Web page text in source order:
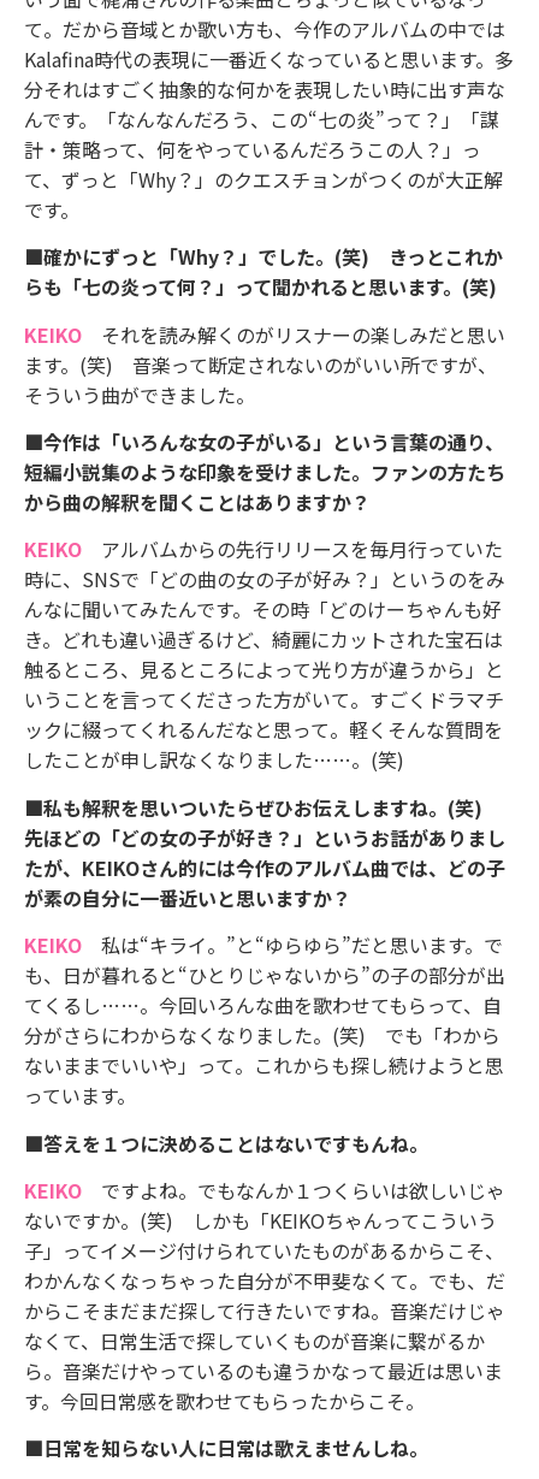
て。だから音域とか歌い方も、今作のアルバムの中では
Kalafina時代の表現に一番近くなっていると思います。多
分それはすごく抽象的な何かを表現したい時に出す声な
んです。「なんなんだろう、この“七の炎”って？」「謀
計・策略って、何をやっているんだろうこの人？」っ
て、ずっと「Why？」のクエスチョンがつくのが大正解
です。
■確かにずっと「Why？」でした。(笑) きっとこれか
らも「七の炎って何？」って聞かれると思います。(笑)
KEIKO それを読み解くのがリスナーの楽しみだと思い
ます。(笑) 音楽って断定されないのがいい所ですが、
そういう曲ができました。
■今作は「いろんな女の子がいる」という言葉の通り、
短編小説集のような印象を受けました。ファンの方たち
から曲の解釈を聞くことはありますか？
KEIKO アルバムからの先行リリースを毎月行っていた
時に、SNSで「どの曲の女の子が好み？」というのをみ
んなに聞いてみたんです。その時「どのけーちゃんも好
き。どれも違い過ぎるけど、綺麗にカットされた宝石は
触るところ、見るところによって光り方が違うから」と
いうことを言ってくださった方がいて。すごくドラマチ
ックに綴ってくれるんだなと思って。軽くそんな質問を
したことが申し訳なくなりました……。(笑)
■私も解釈を思いついたらぜひお伝えしますね。(笑)
先ほどの「どの女の子が好き？」というお話がありまし
たが、KEIKOさん的には今作のアルバム曲では、どの子
が素の自分に一番近いと思いますか？
KEIKO 私は“キライ。”と“ゆらゆら”だと思います。で
も、日が暮れると“ひとりじゃないから”の子の部分が出
てくるし……。今回いろんな曲を歌わせてもらって、自
分がさらにわからなくなりました。(笑) でも「わから
ないままでいいや」って。これからも探し続けようと思
っています。
■答えを１つに決めることはないですもんね。
KEIKO ですよね。でもなんか１つくらいは欲しいじゃ
ないですか。(笑) しかも「KEIKOちゃんってこういう
子」ってイメージ付けられていたものがあるからこそ、
わかんなくなっちゃった自分が不甲斐なくて。でも、だ
からこそまだまだ探して行きたいですね。音楽だけじゃ
なくて、日常生活で探していくものが音楽に繋がるか
ら。音楽だけやっているのも違うかなって最近は思いま
す。今回日常感を歌わせてもらったからこそ。
■日常を知らない人に日常は歌えませんしね。